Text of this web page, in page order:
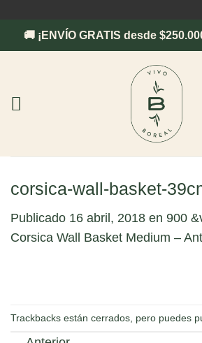
contenido
🚚 ¡ENVÍO GRATIS desde
corsica-wall-basket-
Publicado 16 abril, 2018 en 900
Corsica Wall Basket Medium –
Trackbacks están cerrados, pero puedes